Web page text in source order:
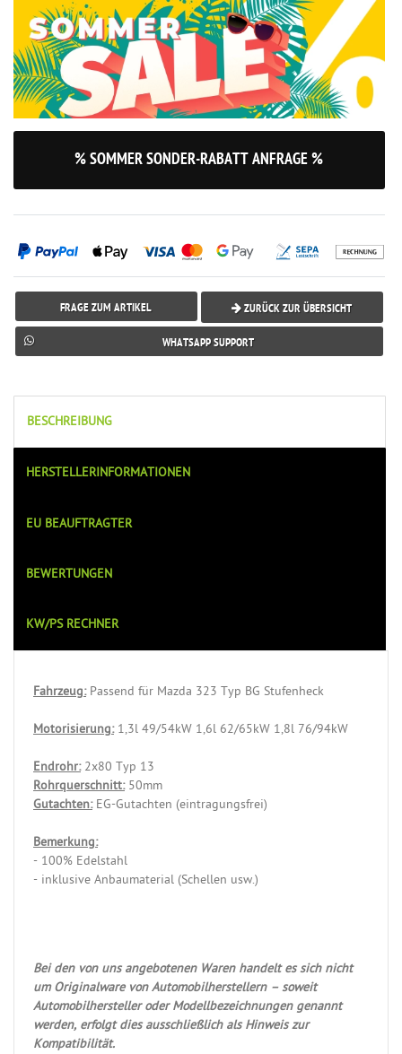
% SOMMER SONDER-RABATT ANFRAGE %
FRAGE ZUM ARTIKEL ZURÜCK ZUR ÜBERSICHT
WHATSAPP SUPPORT
BESCHREIBUNG
HERSTELLERINFORMATIONEN
EU BEAUFTRAGTER
BEWERTUNGEN
KW/PS RECHNER
Fahrzeug:Passend für Mazda 323 Typ BG Stufenheck
Motorisierung:1,3l 49/54kW 1,6l 62/65kW 1,8l 76/94kW
Endrohr:2x80 Typ 13
Rohrquerschnitt:50mm
Gutachten:EG-Gutachten (eintragungsfrei)
Bemerkung:
- 100% Edelstahl
- inklusive Anbaumaterial (Schellen usw.)
Bei den von uns angebotenen Waren handelt es sich nicht
um Originalware von Automobilherstellern – soweit
Automobilhersteller oder Modellbezeichnungen genannt
werden, erfolgt dies ausschließlich als Hinweis zur
Kompatibilität.